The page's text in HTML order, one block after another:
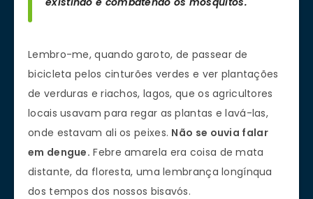
Lembro-me, quando garoto, de passear de
bicicleta pelos cinturões verdes e ver plantações
de verduras e riachos, lagos, que os agricultores
locais usavam para regar as plantas e lavá-las,
onde estavam ali os peixes. Não se ouvia falar
em dengue. Febre amarela era coisa de mata
distante, da floresta, uma lembrança longínqua
dos tempos dos nossos bisavós.